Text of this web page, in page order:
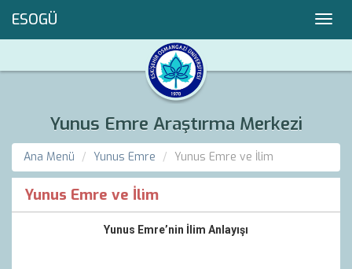
ESOGÜ
Yunus Emre Araştırma Merkezi
Ana Menü Yunus Emre Yunus Emre ve İlim
Yunus Emre ve İlim
Yunus Emre’nin İlim Anlayışı